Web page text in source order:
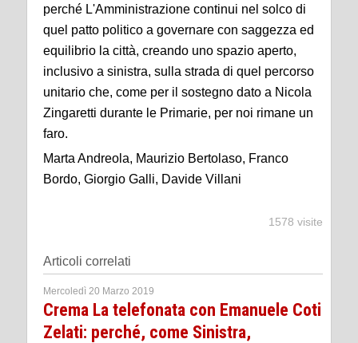
perché L'Amministrazione continui nel solco di
quel patto politico a governare con saggezza ed
equilibrio la città, creando uno spazio aperto,
inclusivo a sinistra, sulla strada di quel percorso
unitario che, come per il sostegno dato a Nicola
Zingaretti durante le Primarie, per noi rimane un
faro.
Marta Andreola, Maurizio Bertolaso, Franco
Bordo, Giorgio Galli, Davide Villani
1578 visite
Articoli correlati
Mercoledì 20 Marzo 2019
Crema La telefonata con Emanuele Coti
Zelati: perché, come Sinistra,